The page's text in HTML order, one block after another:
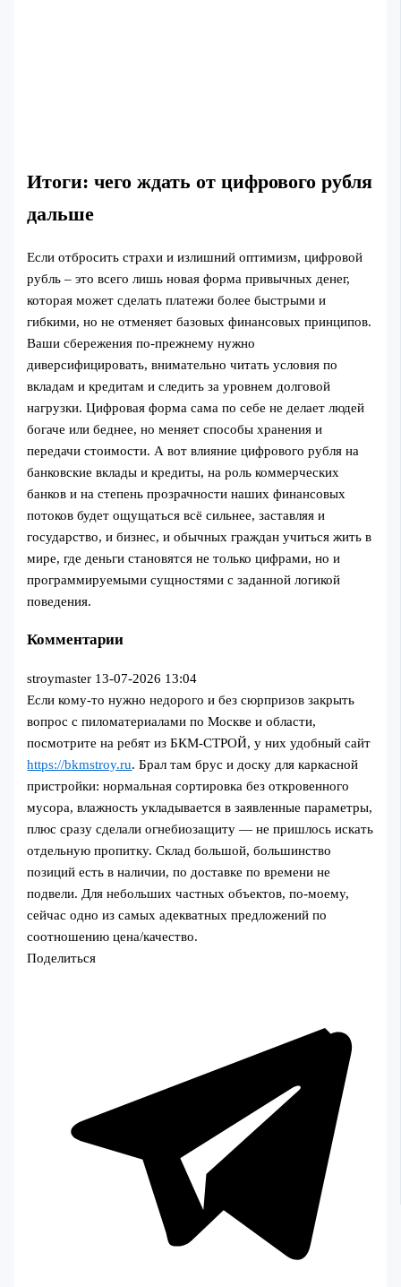
Итоги: чего ждать от цифрового рубля
дальше
Если отбросить страхи и излишний оптимизм, цифровой
рубль – это всего лишь новая форма привычных денег,
которая может сделать платежи более быстрыми и
гибкими, но не отменяет базовых финансовых принципов.
Ваши сбережения по‑прежнему нужно
диверсифицировать, внимательно читать условия по
вкладам и кредитам и следить за уровнем долговой
нагрузки. Цифровая форма сама по себе не делает людей
богаче или беднее, но меняет способы хранения и
передачи стоимости. А вот влияние цифрового рубля на
банковские вклады и кредиты, на роль коммерческих
банков и на степень прозрачности наших финансовых
потоков будет ощущаться всё сильнее, заставляя и
государство, и бизнес, и обычных граждан учиться жить в
мире, где деньги становятся не только цифрами, но и
программируемыми сущностями с заданной логикой
поведения.
Комментарии
stroymaster 13-07-2026 13:04
Если кому-то нужно недорого и без сюрпризов закрыть
вопрос с пиломатериалами по Москве и области,
посмотрите на ребят из БКМ-СТРОЙ, у них удобный сайт
https://bkmstroy.ru. Брал там брус и доску для каркасной
пристройки: нормальная сортировка без откровенного
мусора, влажность укладывается в заявленные параметры,
плюс сразу сделали огнебиозащиту — не пришлось искать
отдельную пропитку. Склад большой, большинство
позиций есть в наличии, по доставке по времени не
подвели. Для небольших частных объектов, по-моему,
сейчас одно из самых адекватных предложений по
соотношению цена/качество.
Поделиться